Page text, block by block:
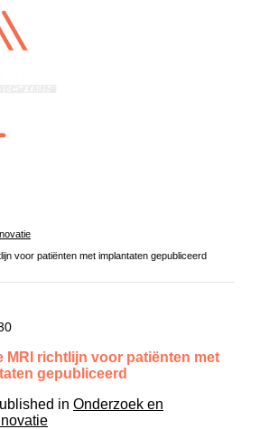
voor patiënten met implantaten gepubliceerd
MRI richtlijn voor patiënten met
gepubliceerd
in Onderzoek en